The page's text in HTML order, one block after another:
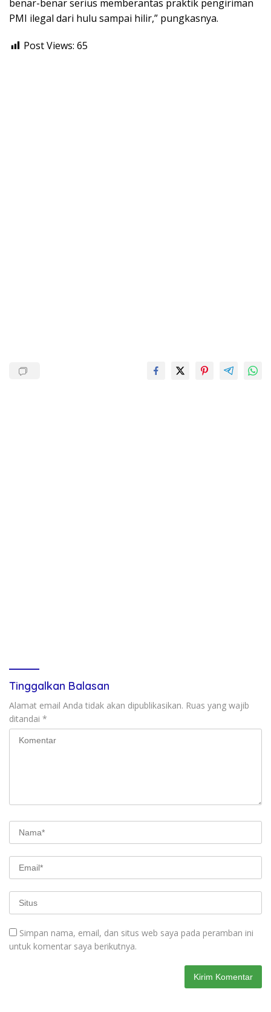
benar-benar serius memberantas praktik pengiriman
PMI ilegal dari hulu sampai hilir,” pungkasnya.
Post Views: 65
Tinggalkan Balasan
Alamat email Anda tidak akan dipublikasikan. Ruas yang wajib
ditandai *
Simpan nama, email, dan situs web saya pada peramban ini
untuk komentar saya berikutnya.